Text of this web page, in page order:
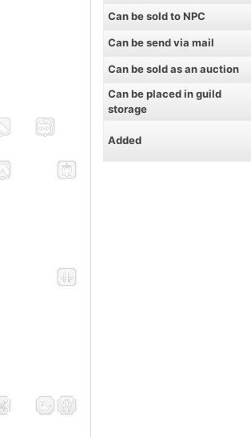
Can be sold to NPC
Can be send via mail
Can be sold as an auction
Can be placed in guild
storage
Added